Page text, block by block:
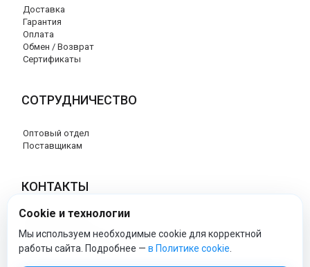
Доставка
Гарантия
Оплата
Обмен / Возврат
Сертификаты
СОТРУДНИЧЕСТВО
Оптовый отдел
Поставщикам
КОНТАКТЫ
8 (800) 707-76-34
info@esspero-market.ru
Cookie и технологии
Мы используем необходимые cookie для корректной
работы сайта. Подробнее — в Политике cookie